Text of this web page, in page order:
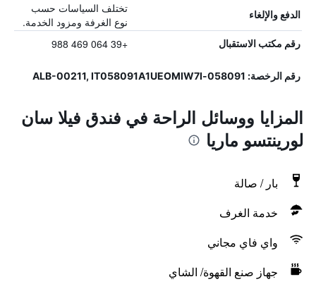
الدفع والإلغاء
تختلف السياسات حسب
نوع الغرفة ومزود الخدمة.
رقم مكتب الاستقبال +39 064 469 988
رقم الرخصة: 058091-ALB-00211, IT058091A1UEOMIW7I
المزايا ووسائل الراحة في فندق فيلا سان
لورينتسو ماريا
بار / صالة
خدمة الغرف
واي فاي مجاني
جهاز صنع القهوة/ الشاي